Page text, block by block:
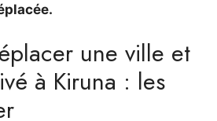
une ville et
à Kiruna : les